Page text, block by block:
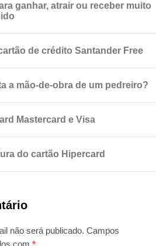
ganhar, atrair ou receber muito
de crédito Santander Free
a mão-de-obra de um pedreiro?
Mastercard e Visa
do cartão Hipercard
não será publicado. Campos
com *